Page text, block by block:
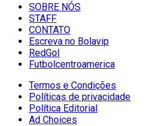
SOBRE NÓS
STAFF
CONTATO
Escreva no Bolavip
RedGol
Futbolcentroamerica
Termos e Condições
Políticas de privacidade
Política Editorial
Ad Choices